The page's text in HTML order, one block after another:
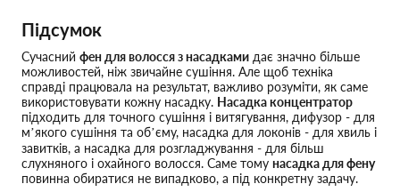
Підсумок
Сучасний фен для волосся з насадками дає значно більше
можливостей, ніж звичайне сушіння. Але щоб техніка
справді працювала на результат, важливо розуміти, як саме
використовувати кожну насадку. Насадка концентратор
підходить для точного сушіння і витягування, дифузор - для
м’якого сушіння та об’єму, насадка для локонів - для хвиль і
завитків, а насадка для розгладжування - для більш
слухняного і охайного волосся. Саме тому насадка для фену
повинна обиратися не випадково, а під конкретну задачу.